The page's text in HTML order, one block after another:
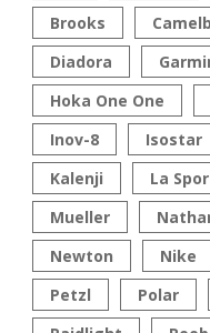
Brooks
Diadora
Hoka One One
Inov-8
Isostar
Kalenji
La
Mueller
Newton
Nike
Petzl
Polar